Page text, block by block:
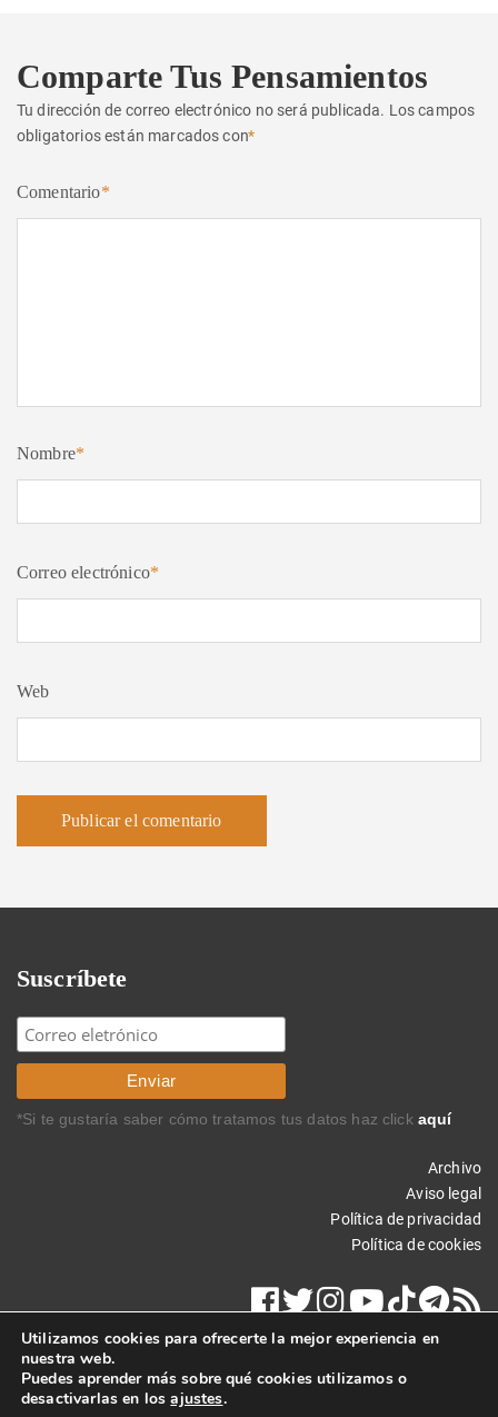
Comparte Tus Pensamientos
Tu dirección de correo electrónico no será publicada. Los campos
obligatorios están marcados con*
Comentario*
Nombre*
Correo electrónico*
Web
Suscríbete
*Si te gustaría saber cómo tratamos tus datos haz click aquí
Archivo
Aviso legal
Política de privacidad
Política de cookies
Copyright © 2025 Carlos Rodríguez Braun. Todos los derechos
Utilizamos cookies para ofrecerte la mejor experiencia en
nuestra web.
Puedes aprender más sobre qué cookies utilizamos o
desactivarlas en losajustes.